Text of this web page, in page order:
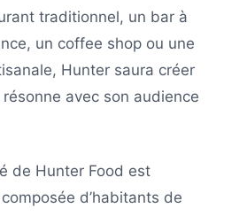
traditionnel, un bar à
un coffee shop ou une
Hunter saura créer
avec son audience
de Hunter Food est
d’habitants de